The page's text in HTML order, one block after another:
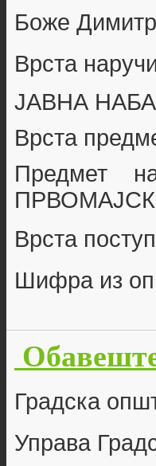
Боже
Врста
ЈАВНА
Врста
Предмет
Врста
Шифра из
Градска
Управа